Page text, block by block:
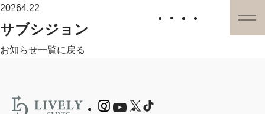
20264.22
サブシジョン
お知らせ一覧に戻る